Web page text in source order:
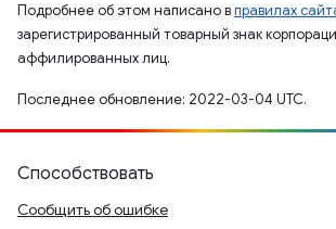
Подробнее об этом написано вправилах
зарегистрированный товарный знак
аффилированных лиц.
Последнее обновление: 2022-03-04 UTC.
Способствовать
Сообщить об ошибке